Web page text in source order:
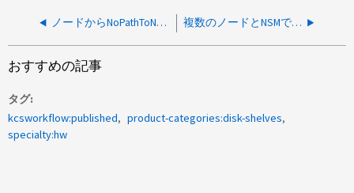
ノードからNoPathToNSMA_Alertが表示され、パートナーノードからNoPathToNSMB_Alertが表示される 複数のノードとNSMでのNoPathToNSMアラート
おすすめの記事
タグ
kcsworkflow:published
product-categories:disk-shelves
specialty:hw